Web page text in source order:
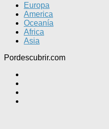
Europa
America
Oceanía
Africa
Asia
Pordescubrir.com